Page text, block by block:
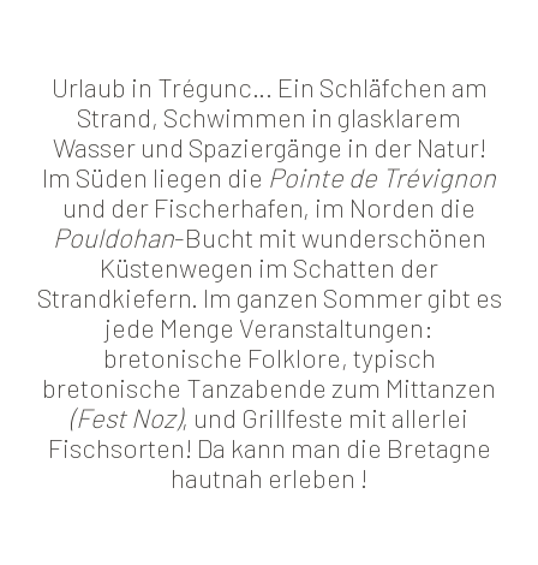
Urlaub in Trégunc… Ein Schläfchen am
Strand, Schwimmen in glasklarem
Wasser und Spaziergänge in der Natur!
Im Süden liegen die Pointe de Trévignon
und der Fischerhafen, im Norden die
Pouldohan-Bucht mit wunderschönen
Küstenwegen im Schatten der
Strandkiefern. Im ganzen Sommer gibt es
jede Menge Veranstaltungen:
bretonische Folklore, typisch
bretonische Tanzabende zum Mittanzen
(Fest Noz), und Grillfeste mit allerlei
Fischsorten! Da kann man die Bretagne
hautnah erleben !